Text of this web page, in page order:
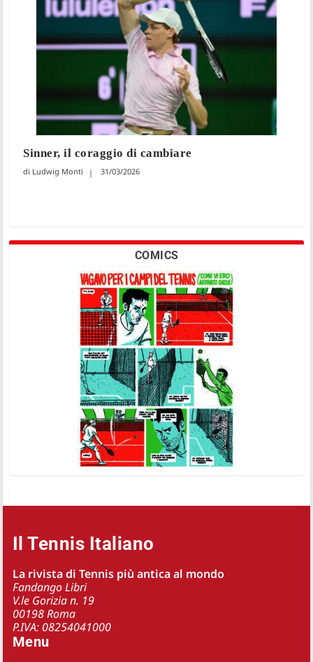
Sinner, il coraggio di cambiare
Ludwig Monti 31/03/2026
COMICS
Il Tennis Italiano
La rivista di Tennis più antica al mondo
Fandango Libri
V.le Gorizia n. 19
00198 Roma
P.IVA: 08254041000
Menu